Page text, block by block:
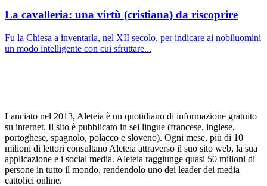
La cavalleria: una virtù (cristiana) da riscoprire
Fu la Chiesa a inventarla, nel XII secolo, per indicare ai nobiluomini
un modo intelligente con cui sfruttare...
Lanciato nel 2013, Aleteia è un quotidiano di informazione gratuito
su internet. Il sito è pubblicato in sei lingue (francese, inglese,
portoghese, spagnolo, polacco e sloveno). Ogni mese, più di 10
milioni di lettori consultano Aleteia attraverso il suo sito web, la sua
applicazione e i social media. Aleteia raggiunge quasi 50 milioni di
persone in tutto il mondo, rendendolo uno dei leader dei media
cattolici online.